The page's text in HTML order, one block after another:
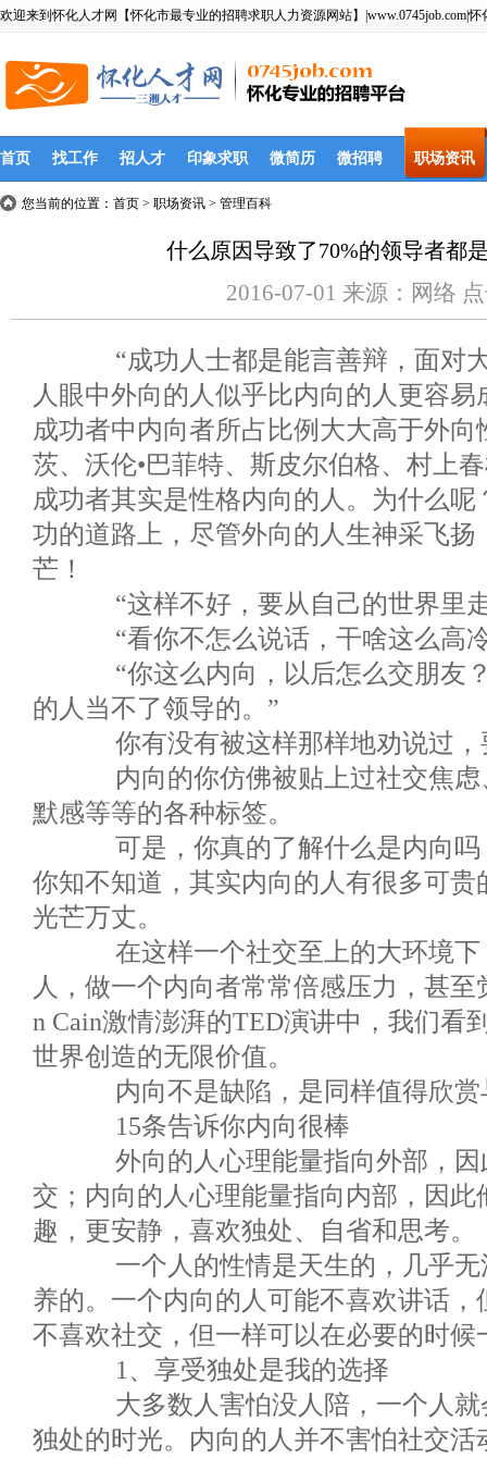
欢迎来到怀化人才网【怀化市最专业的招聘求职人力资源网站】|www.0745job.com|
首页 找工作 招人才 印象求职 微简历 微招聘 职场资讯
您当前的位置： 首页 > 职场资讯 > 管理百科
什么原因导致了70%的领导者都
2016-07-01 来源：网络
“成功人士都是能言善辩，面对
人眼中外向的人似乎比内向的人更容
成功者中内向者所占比例大大高于外向
茨、沃伦•巴菲特、斯皮尔伯格、村上
成功者其实是性格内向的人。为什么
功的道路上，尽管外向的人生神采飞
芒！
“这样不好，要从自己的世界里
“看你不怎么说话，干啥这么高
“你这么内向，以后怎么交朋友
的人当不了领导的。”
你有没有被这样那样地劝说过，
内向的你仿佛被贴上过社交焦虑
默感等等的各种标签。
可是，你真的了解什么是内向吗
你知不知道，其实内向的人有很多可
光芒万丈。
在这样一个社交至上的大环境下
人，做一个内向者常常倍感压力，甚至
n Cain激情澎湃的TED演讲中，我们看
世界创造的无限价值。
内向不是缺陷，是同样值得欣赏
15条告诉你内向很棒
外向的人心理能量指向外部，因
交；内向的人心理能量指向内部，因
趣，更安静，喜欢独处、自省和思考。
一个人的性情是天生的，几乎无
养的。一个内向的人可能不喜欢讲话
不喜欢社交，但一样可以在必要的时候
1、享受独处是我的选择
大多数人害怕没人陪，一个人就
独处的时光。内向的人并不害怕社交